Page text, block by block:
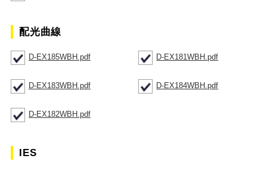
配光曲線
D-EX185WBH.pdf D-EX181WBH.pdf
D-EX183WBH.pdf D-EX184WBH.pdf
D-EX182WBH.pdf
IES